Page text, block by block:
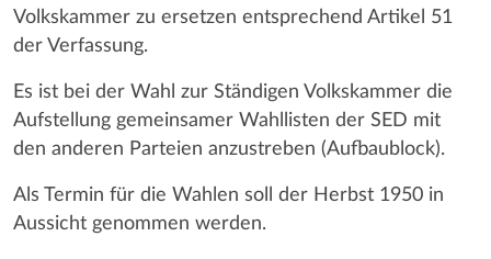
Volkskammer zu ersetzen entsprechend Artikel 51
der Verfassung.
Es ist bei der Wahl zur Ständigen Volkskammer die
Aufstellung gemeinsamer Wahllisten der SED mit
den anderen Parteien anzustreben (Aufbaublock).
Als Termin für die Wahlen soll der Herbst 1950 in
Aussicht genommen werden.